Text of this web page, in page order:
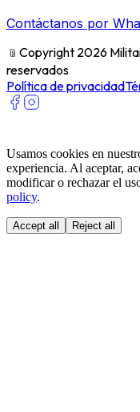
Contáctanos por
﹫ Copyright 2026
reservados
Política de privacidad
Usamos cookies en
experiencia. Al aceptar,
modificar o rechazar el
policy.
Accept all Reject all